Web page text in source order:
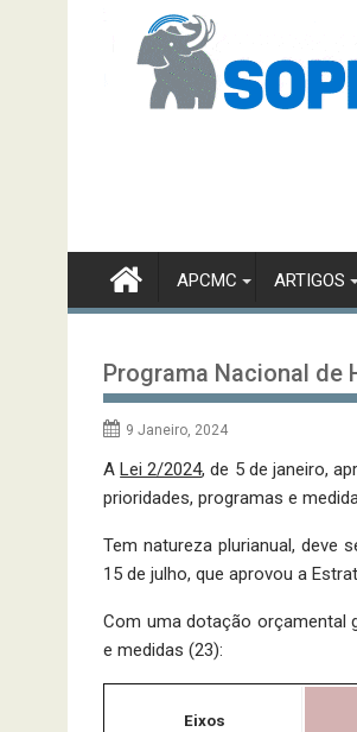
APCMC ARTIGOS
Programa Nacional de
9 Janeiro, 2024
A Lei 2/2024, de 5 de janeiro,
prioridades, programas e
Tem natureza plurianual, deve
15 de julho, que aprovou a
Com uma dotação orçamental
e medidas (23):
Eixos